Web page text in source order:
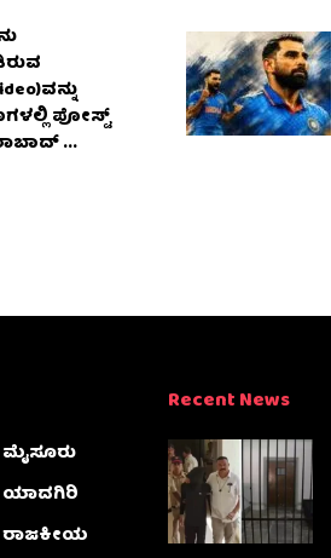
ಪೋಸ್ಟ್
...
ಮೈಸೂರು
ಯಾದಗಿರಿ
ರಾಜಕೀಯ
Recent News